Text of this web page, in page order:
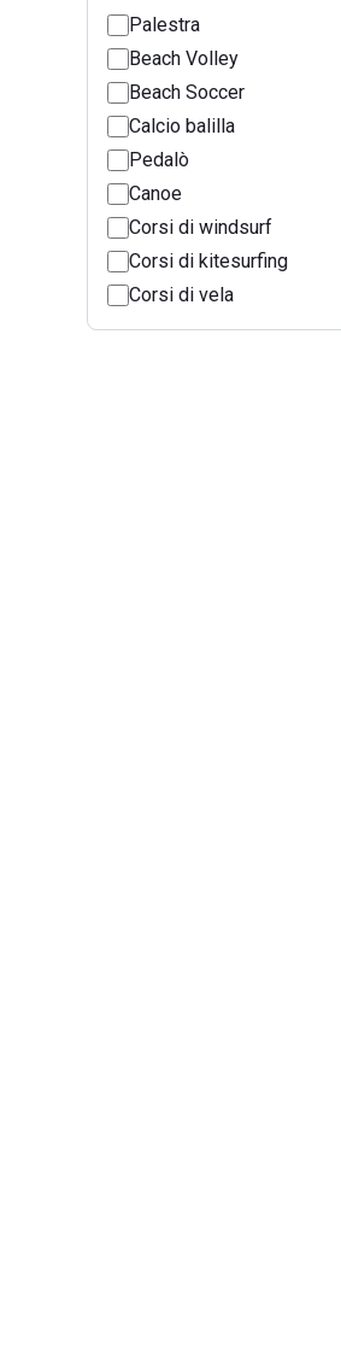
Palestra
Beach Volley
Beach Soccer
Calcio balilla
Pedalò
Canoe
Corsi di windsurf
Corsi di kitesurfing
Corsi di vela